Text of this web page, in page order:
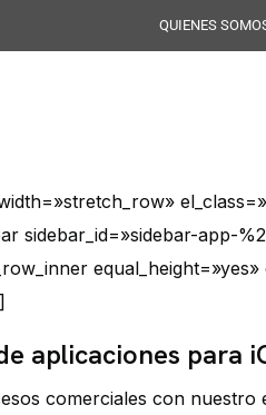
QUIENES
sidebar_id=»sidebar-app-
aplicaciones para
comerciales con nuestro